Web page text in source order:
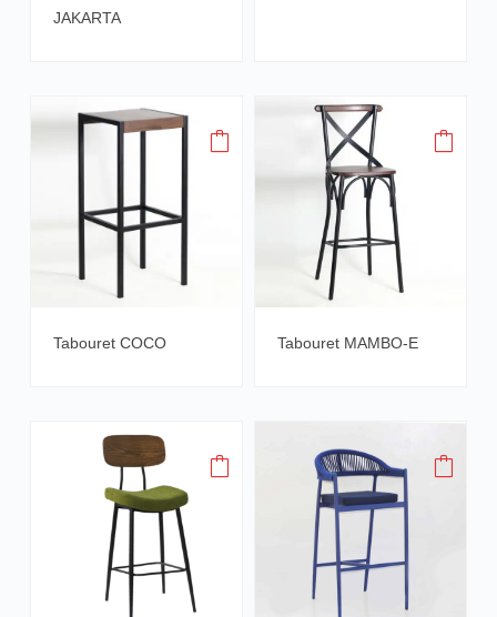
JAKARTA
Tabouret COCO Tabouret MAMBO-E